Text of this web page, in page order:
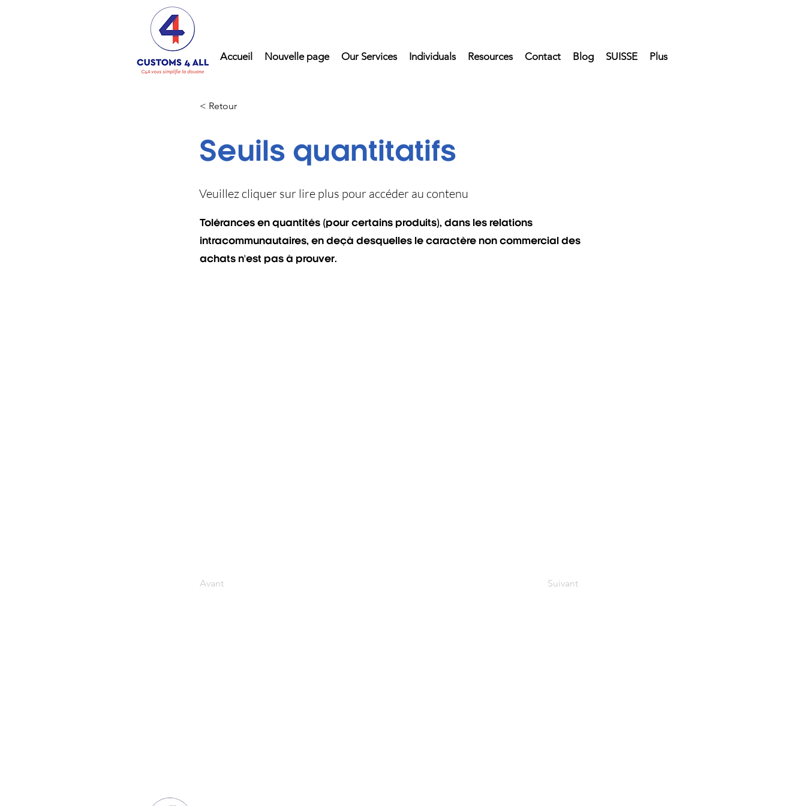
Accueil Nouvelle page Our Services Individuals Resources Contact Blog SUISSE Plus
< Retour
Seuils quantitatifs
Veuillez cliquer sur lire plus pour accéder au contenu
Tolérances en quantités (pour certains produits), dans les relations
intracommunautaires, en deçà desquelles le caractère non commercial des
achats n'est pas à prouver.
Avant Suivant